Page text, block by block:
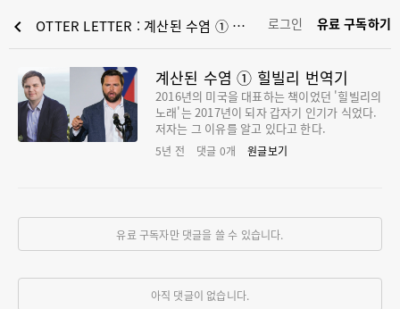
chevron_left OTTER LETTER : 계산된 수염 ① 힐빌리 번역기 로그인 유료 구독하기
계산된 수염 ① 힐빌리 번역기
2016년의 미국을 대표하는 책이었던 '힐빌리의
노래'는 2017년이 되자 갑자기 인기가 식었다.
저자는 그 이유를 알고 있다고 한다.
5년 전 댓글 0개 원글보기
유료 구독자만 댓글을 쓸 수 있습니다.
아직 댓글이 없습니다.